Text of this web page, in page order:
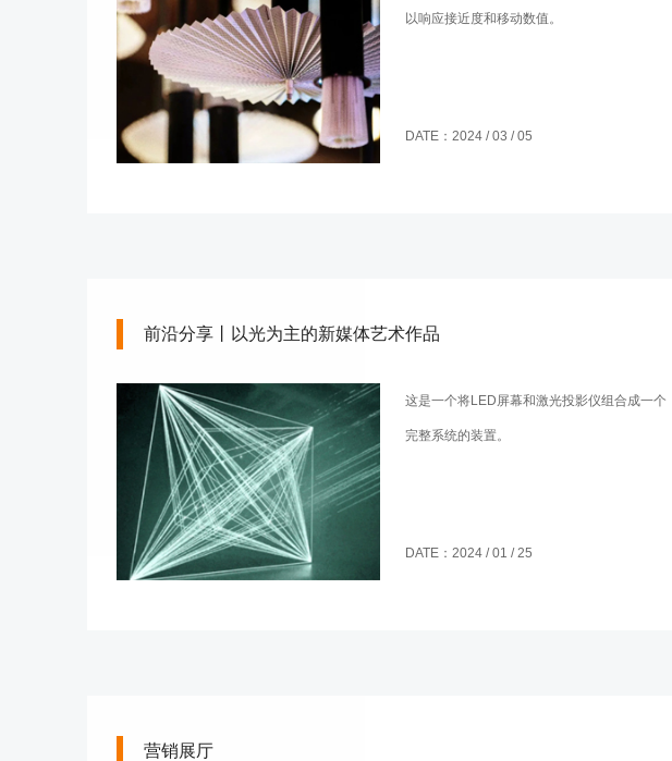
以响应接近度和移动数值。
DATE：2024 / 03 / 05
前沿分享丨以光为主的新媒体艺术作品
这是一个将LED屏幕和激光投影仪组合成一个
完整系统的装置。
DATE：2024 / 01 / 25
营销展厅